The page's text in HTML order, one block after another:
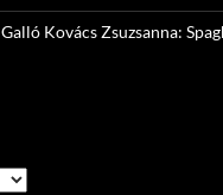
Galló Kovács Zsuzsanna: